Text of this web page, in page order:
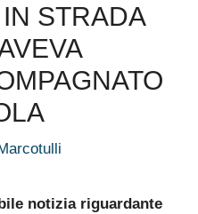
STRADA
notizia riguardante